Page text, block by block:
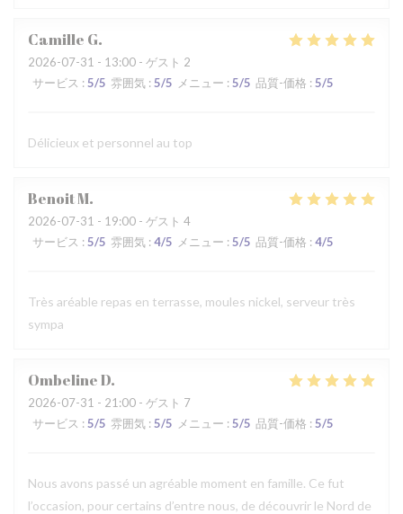
Camille G
2026-07-31 - 13:00 - ゲスト 2
サービス : 5/5 雰囲気 : 5/5 メニュー : 5/5 品質-価格 : 5/5
Délicieux et personnel au top
BenoitM
2026-07-31 - 19:00 - ゲスト 4
サービス : 5/5 雰囲気 : 4/5 メニュー : 5/5 品質-価格 : 4/5
Très aréable repas en terrasse, moules nickel, serveur très
sympa
OmbelineD
2026-07-31 - 21:00 - ゲスト 7
サービス : 5/5 雰囲気 : 5/5 メニュー : 5/5 品質-価格 : 5/5
Nous avons passé un agréable moment en famille. Ce fut
l’occasion, pour certains d’entre nous, de découvrir le Nord de